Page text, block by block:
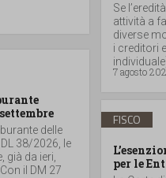
delle
38/2026, le
già da ieri,
il DM 27
Se
attività a
diverse
i creditori
7 agosto
FISCO
per le